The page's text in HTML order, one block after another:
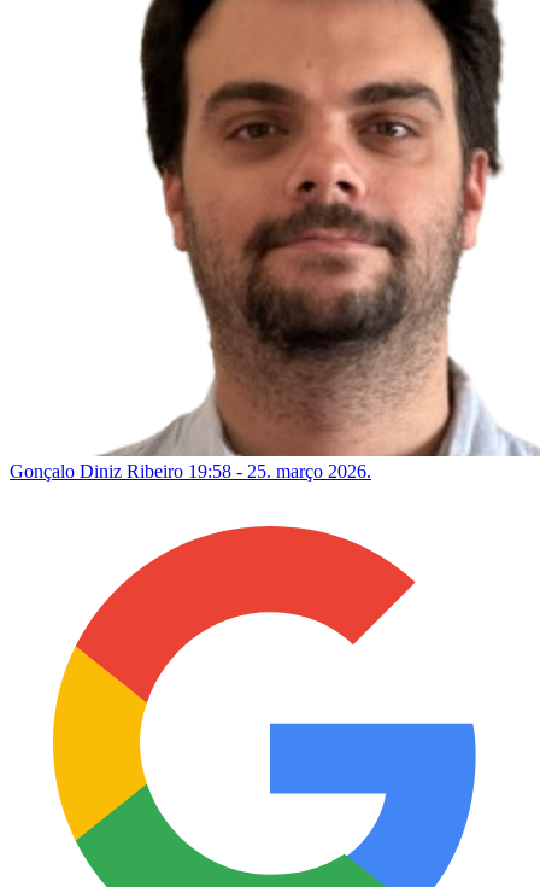
Gonçalo Diniz Ribeiro 19:58 - 25. março 2026.